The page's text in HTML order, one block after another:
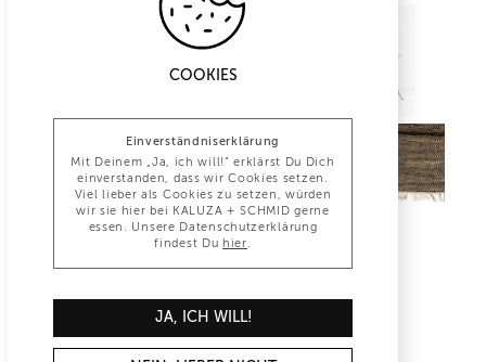
INFO@KALUZA-SCHMID.DE
+49 (0)30 847 1277 0
COOKIES
Einverständniserklärung
Mit Deinem „Ja, ich will!“ erklärst Du Dich
einverstanden, dass wir Cookies setzen.
Viel lieber als Cookies zu setzen, würden
wir sie hier bei KALUZA + SCHMID gerne
essen. Unsere Datenschutzerklärung
findest Du hier
JA, ICH WILL!